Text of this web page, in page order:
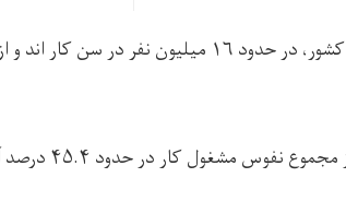
وی افزود که از مجموع نفوس کشور، در حدود ۱۶
خانم فاریابی